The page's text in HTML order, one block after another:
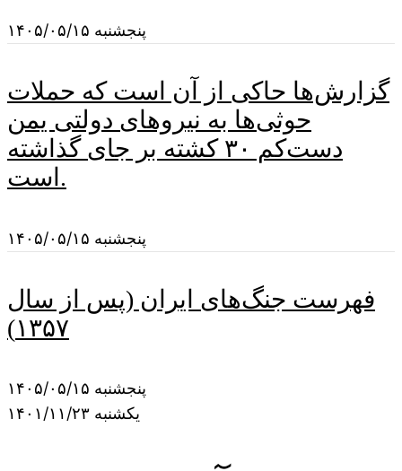
پنجشنبه ۱۴۰۵/۰۵/۱۵
گزارش‌ها حاکی از آن است که حملات
حوثی‌ها به نیروهای دولتی یمن
دست‌کم ۳۰ کشته بر جای گذاشته
است.
پنجشنبه ۱۴۰۵/۰۵/۱۵
فهرست جنگ‌های ایران (پس از سال
۱۳۵۷)
پنجشنبه ۱۴۰۵/۰۵/۱۵
یکشنبه ۱۴۰۱/۱۱/۲۳